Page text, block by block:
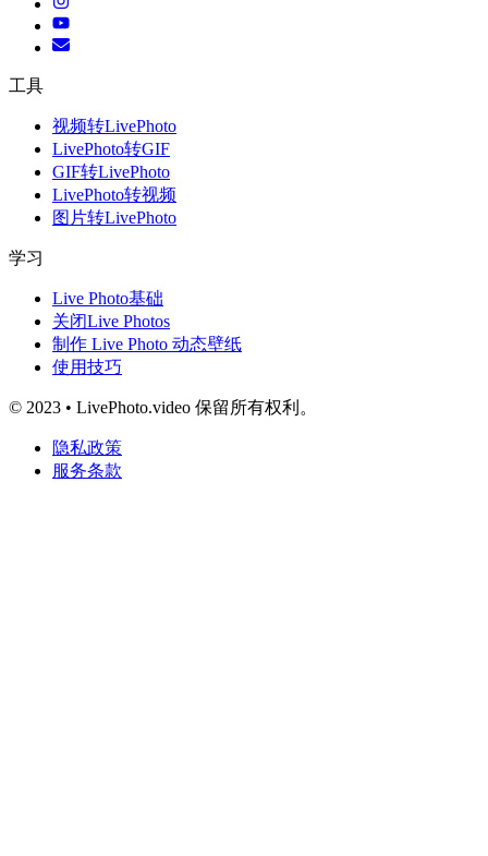
工具
视频转LivePhoto
LivePhoto转GIF
GIF转LivePhoto
LivePhoto转视频
图片转LivePhoto
学习
Live Photo基础
关闭Live Photos
制作 Live Photo 动态壁纸
使用技巧
© 2023 • LivePhoto.video 保留所有权利。
隐私政策
服务条款